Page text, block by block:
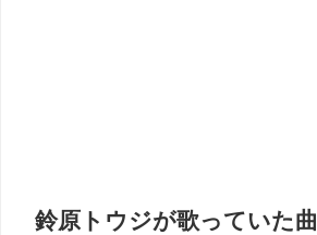
鈴原トウジが歌っていた曲